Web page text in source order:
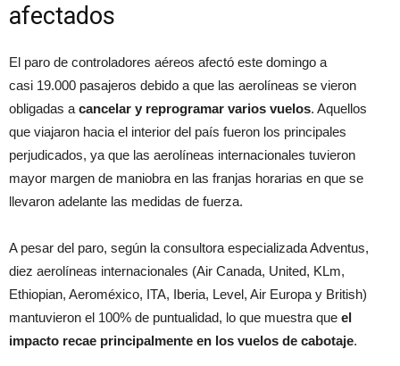
afectados
El paro de controladores aéreos afectó este domingo a
casi 19.000 pasajeros debido a que las aerolíneas se vieron
obligadas a cancelar y reprogramar varios vuelos. Aquellos
que viajaron hacia el interior del país fueron los principales
perjudicados, ya que las aerolíneas internacionales tuvieron
mayor margen de maniobra en las franjas horarias en que se
llevaron adelante las medidas de fuerza.
A pesar del paro, según la consultora especializada Adventus,
diez aerolíneas internacionales (Air Canada, United, KLm,
Ethiopian, Aeroméxico, ITA, Iberia, Level, Air Europa y British)
mantuvieron el 100% de puntualidad, lo que muestra que el
impacto recae principalmente en los vuelos de cabotaje.